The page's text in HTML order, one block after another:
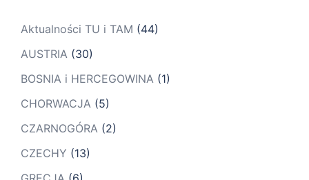
Aktualności TU i TAM (44)
AUSTRIA (30)
BOSNIA i HERCEGOWINA (1)
CHORWACJA (5)
CZARNOGÓRA (2)
CZECHY (13)